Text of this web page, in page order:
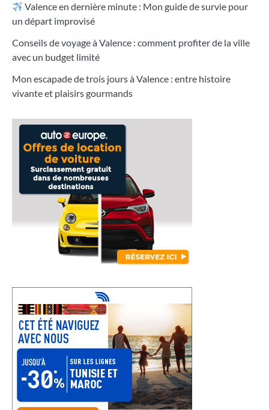
Valence en dernière minute : Mon guide de survie pour
un départ improvisé
Conseils de voyage à Valence : comment profiter de la ville
avec un budget limité
Mon escapade de trois jours à Valence : entre histoire
vivante et plaisirs gourmands